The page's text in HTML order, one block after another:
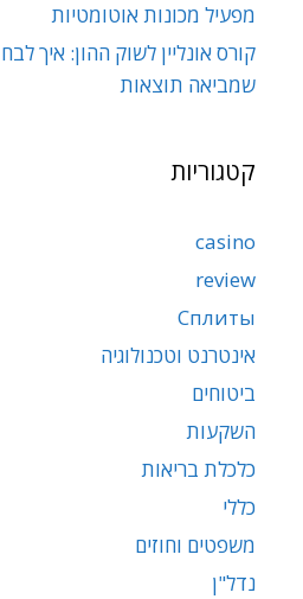
מפעיל מכונות אוטומטיות
קורס אונליין לשוק ההון: איך
שמביאה תוצאות
קטגוריות
casino
review
Сплиты
אינטרנט וטכנולוגיה
ביטוחים
השקעות
כלכלת בריאות
כללי
משפטים וחוזים
נדל"ן